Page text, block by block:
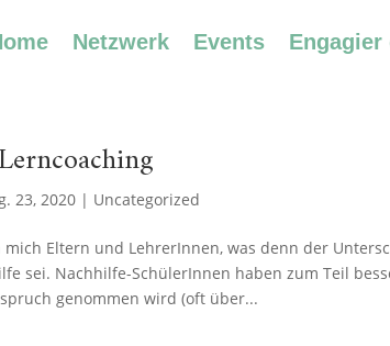
Netzwerk Events Engagier
23, 2020 | Uncategorized
Eltern und LehrerInnen, was denn der
sei. Nachhilfe-SchülerInnen haben zum Teil
genommen wird (oft über...